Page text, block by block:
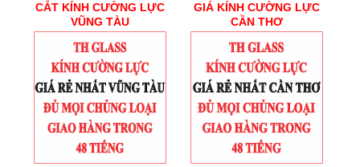
CẮT KÍNH CƯỜNG LỰC
VŨNG TÀU
GIÁ KÍNH CƯỜNG LỰC
CẦN THƠ